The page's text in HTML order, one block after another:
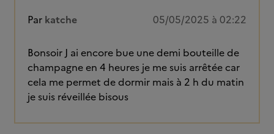
Par katche 05/05/2025 à 02:22
Bonsoir J ai encore bue une demi bouteille de
champagne en 4 heures je me suis arrêtée car
cela me permet de dormir mais à 2 h du matin
je suis réveillée bisous